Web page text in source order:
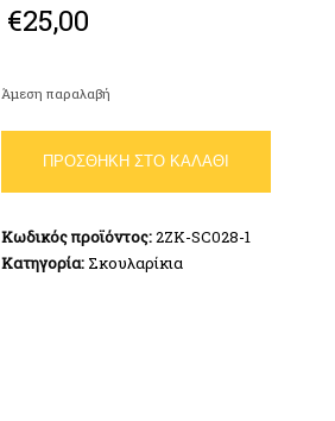
€25,00
Άμεση παραλαβή
Καρδιά
Ασήμι
ποσότητα
ΠΡΟΣΘΉΚΗ ΣΤΟ ΚΑΛΆΘΙ
Κωδικός προϊόντος:2ZK-SC028-1
Κατηγορία: Σκουλαρίκια